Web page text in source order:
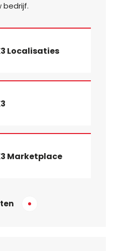
bedrijf.
Localisaties
Marketplace